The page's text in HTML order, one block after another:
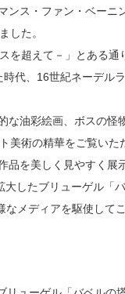
ンス・ファン・ベー
した。
を超えて－」とある
代、16世紀ネーデ
な油彩絵画、ボスの
美術の精華をご覧いた
品を美しく見やすく
したブリューゲル「
なメディアを駆使して